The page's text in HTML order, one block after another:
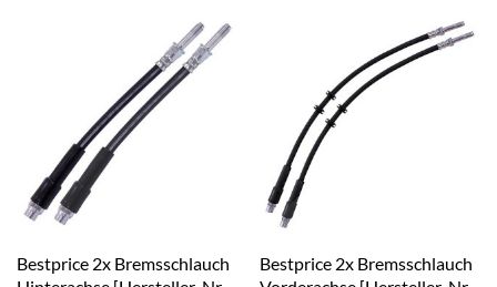
Bestprice 2x Bremsschlauch
Bestprice 2x Bremsschlauch